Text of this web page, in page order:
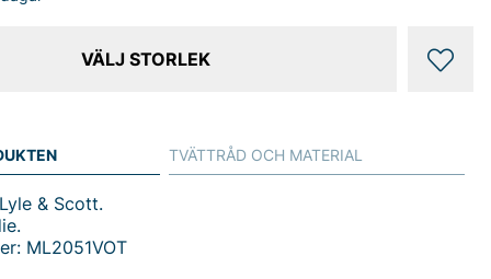
VÄLJ STORLEK
& Scott.
ML2051VOT
TVÄTTRÅD OCH MATERIAL